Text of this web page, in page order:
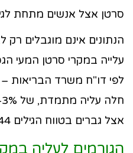
סרטן אצל אנשים מתחת לגיל 50 עלתה בכ-
הנתונים אינם מוגבלים
עלייה במקרי סרטן המעי
אצל גברים בטווח הגילים 20-44.
הגורמים לעליה